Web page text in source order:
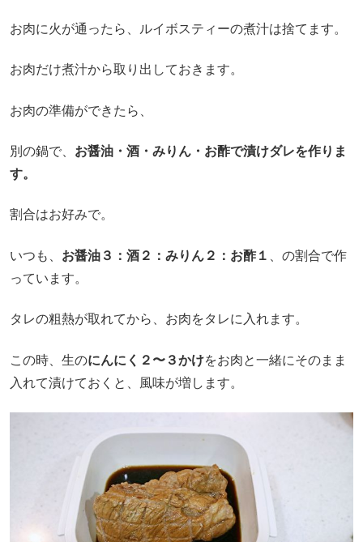
お肉に火が通ったら、ルイボスティーの煮汁は捨てます。
お肉だけ煮汁から取り出しておきます。
お肉の準備ができたら、
別の鍋で、 お醤油・酒・みりん・お酢で漬けダレを作りま
す。
割合はお好みで。
いつも、 お醤油３：酒２：みりん２：お酢１
、の割合で作
っています。
タレの粗熱が取れてから、お肉をタレに入れます。
この時、生のにんにく２〜３かけをお肉と一緒にそのまま
入れて漬けておくと、風味が増します。